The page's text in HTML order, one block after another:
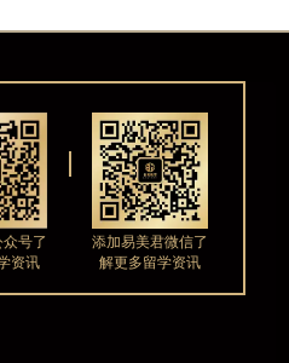
号了
资讯
添加易美君微信了
解更多留学资讯